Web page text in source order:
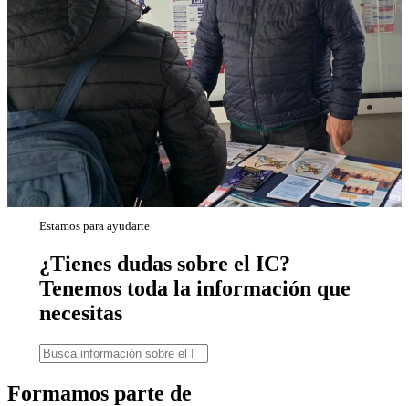
Estamos para ayudarte
¿Tienes dudas sobre el IC?
Tenemos toda la información que
necesitas
Formamos parte de